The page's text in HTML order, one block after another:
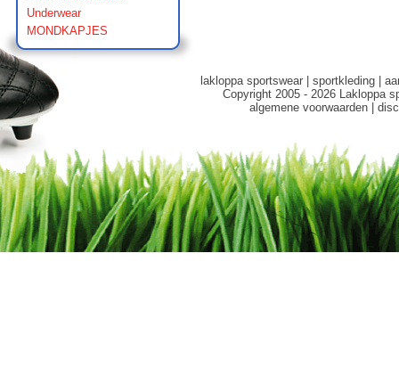
Underwear
MONDKAPJES
lakloppa sportswear| sportkleding|
Copyright 2005 - 2026 Lakloppa
algemene voorwaarden